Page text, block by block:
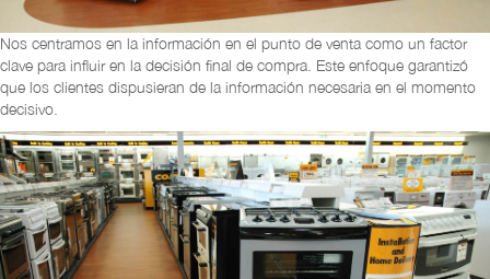
Nos centramos en la información en el punto de venta como un factor
clave para influir en la decisión final de compra. Este enfoque garantizó
que los clientes dispusieran de la información necesaria en el momento
decisivo.